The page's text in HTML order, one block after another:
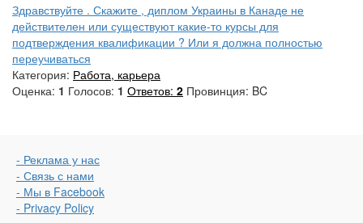
Здравствуйте . Скажите , диплом Украины в Канаде не
действителен или существуют какие-то курсы для
подтверждения квалификации ? Или я должна полностью
переучиваться
Категория: Работа, карьера
Оценка: 1 Голосов: 1 Ответов: 2 Провинция: BC
- Реклама у нас
- Связь с нами
- Мы в Facebook
- Privacy Policy